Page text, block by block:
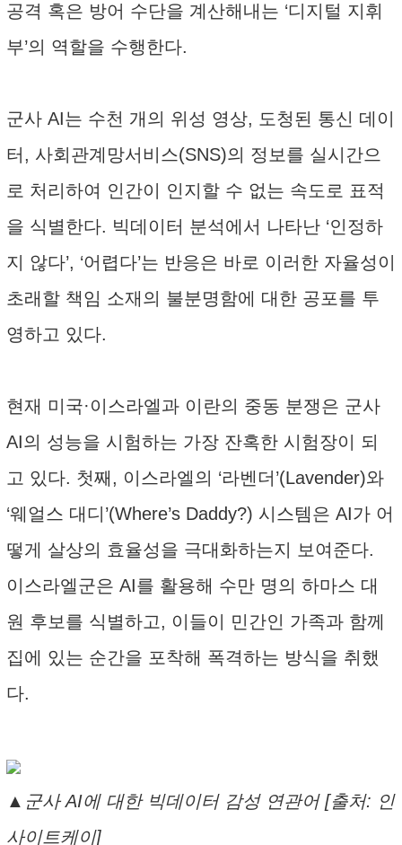
공격 혹은 방어 수단을 계산해내는 ‘디지털 지휘
부’의 역할을 수행한다.
군사 AI는 수천 개의 위성 영상, 도청된 통신 데이
터, 사회관계망서비스(SNS)의 정보를 실시간으
로 처리하여 인간이 인지할 수 없는 속도로 표적
을 식별한다. 빅데이터 분석에서 나타난 ‘인정하
지 않다’, ‘어렵다’는 반응은 바로 이러한 자율성이
초래할 책임 소재의 불분명함에 대한 공포를 투
영하고 있다.
현재 미국·이스라엘과 이란의 중동 분쟁은 군사
AI의 성능을 시험하는 가장 잔혹한 시험장이 되
고 있다. 첫째, 이스라엘의 ‘라벤더’(Lavender)와
‘웨얼스 대디’(Where’s Daddy?) 시스템은 AI가 어
떻게 살상의 효율성을 극대화하는지 보여준다.
이스라엘군은 AI를 활용해 수만 명의 하마스 대
원 후보를 식별하고, 이들이 민간인 가족과 함께
집에 있는 순간을 포착해 폭격하는 방식을 취했
다.
▲군사 AI에 대한 빅데이터 감성 연관어 [출처: 인
사이트케이]